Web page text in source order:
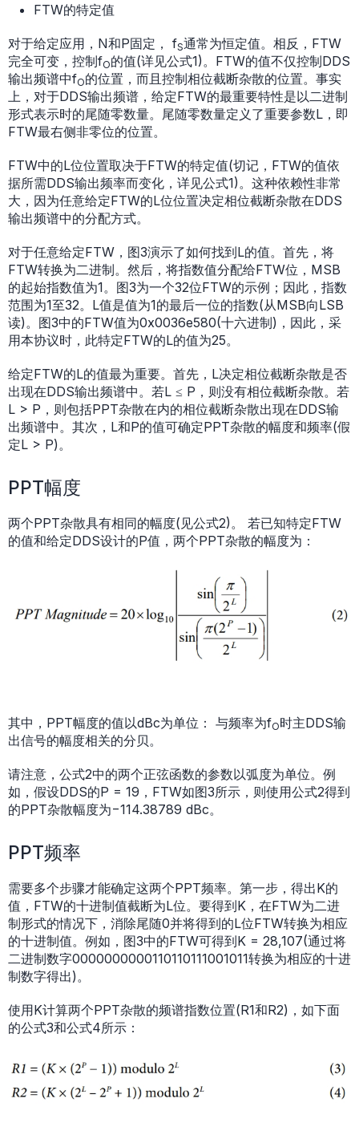
FTW的特定值
对于给定应用，N和P固定， fS通常为恒定值。相反，FTW
完全可变，控制fO的值(详见公式1)。FTW的值不仅控制DDS
输出频谱中fO的位置，而且控制相位截断杂散的位置。事实
上，对于DDS输出频谱，给定FTW的最重要特性是以二进制
形式表示时的尾随零数量。尾随零数量定义了重要参数L，即
FTW最右侧非零位的位置。
FTW中的L位位置取决于FTW的特定值(切记，FTW的值依
据所需DDS输出频率而变化，详见公式1)。这种依赖性非常
大，因为任意给定FTW的L位位置决定相位截断杂散在DDS
输出频谱中的分配方式。
对于任意给定FTW，图3演示了如何找到L的值。首先，将
FTW转换为二进制。然后，将指数值分配给FTW位，MSB
的起始指数值为1。图3为一个32位FTW的示例；因此，指数
范围为1至32。L值是值为1的最后一位的指数(从MSB向LSB
读)。图3中的FTW值为0x0036e580(十六进制)，因此，采
用本协议时，此特定FTW的L的值为25。
给定FTW的L的值最为重要。首先，L决定相位截断杂散是否
出现在DDS输出频谱中。若L ≤ P，则没有相位截断杂散。若
L > P，则包括PPT杂散在内的相位截断杂散出现在DDS输
出频谱中。其次，L和P的值可确定PPT杂散的幅度和频率(假
定L > P)。
PPT幅度
两个PPT杂散具有相同的幅度(见公式2)。 若已知特定FTW
的值和给定DDS设计的P值，两个PPT杂散的幅度为：
其中，PPT幅度的值以dBc为单位： 与频率为fO时主DDS输
出信号的幅度相关的分贝。
请注意，公式2中的两个正弦函数的参数以弧度为单位。例
如，假设DDS的P = 19，FTW如图3所示，则使用公式2得到
的PPT杂散幅度为−114.38789 dBc。
PPT频率
需要多个步骤才能确定这两个PPT频率。第一步，得出K的
值，FTW的十进制值截断为L位。要得到K，在FTW为二进
制形式的情况下，消除尾随0并将得到的L位FTW转换为相应
的十进制值。例如，图3中的FTW可得到K = 28,107(通过将
二进制数字0000000000110110111001011转换为相应的十进
制数字得出)。
使用K计算两个PPT杂散的频谱指数位置(R1和R2)，如下面
的公式3和公式4所示：